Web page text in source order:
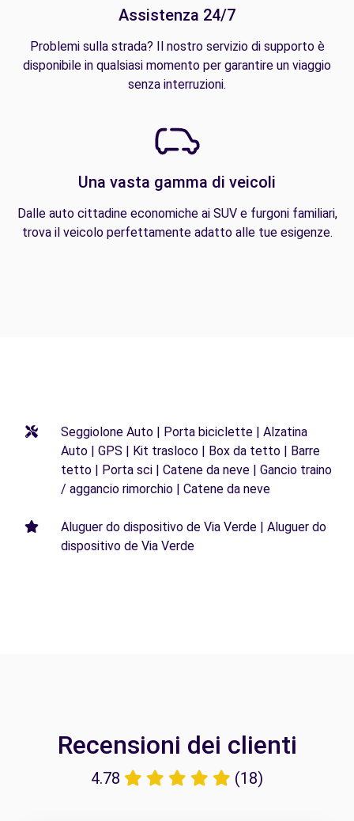
Assistenza 24/7
Problemi sulla strada? Il nostro servizio di supporto è
disponibile in qualsiasi momento per garantire un viaggio
senza interruzioni.
Una vasta gamma di veicoli
Dalle auto cittadine economiche ai SUV e furgoni familiari,
trova il veicolo perfettamente adatto alle tue esigenze.
Seggiolone Auto | Porta biciclette | Alzatina
Auto | GPS | Kit trasloco | Box da tetto | Barre
tetto | Porta sci | Catene da neve | Gancio traino
/ aggancio rimorchio | Catene da neve
Aluguer do dispositivo de Via Verde | Aluguer do
dispositivo de Via Verde
Recensioni dei clienti
4.78 (18)